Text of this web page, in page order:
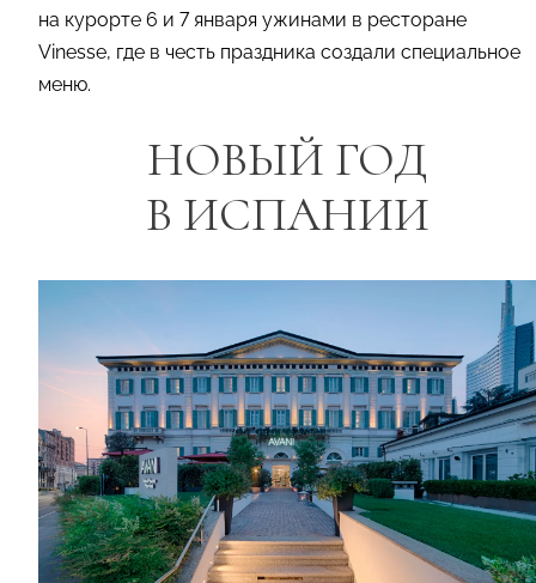
на курорте 6 и 7 января ужинами в ресторане
Vinesse, где в честь праздника создали специальное
меню.
НОВЫЙ ГОД
В ИСПАНИИ